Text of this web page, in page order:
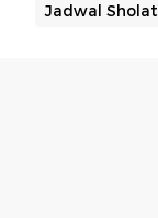
Jadwal Sholat